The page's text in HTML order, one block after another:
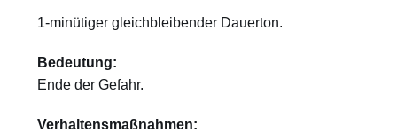
1-minütiger gleichbleibender Dauerton.
Bedeutung:
Ende der Gefahr.
Verhaltensmaßnahmen: